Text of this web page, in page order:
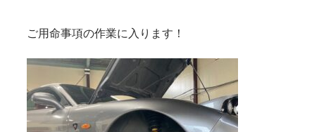
ご用命事項の作業に入ります！